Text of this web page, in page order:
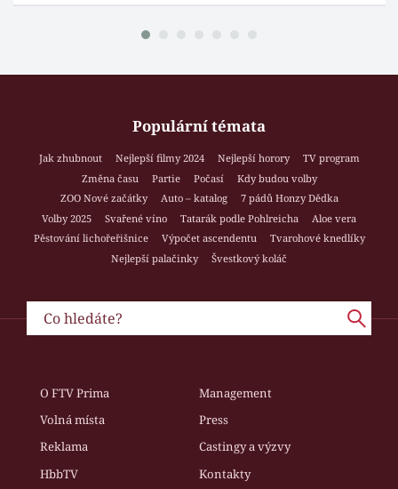
Populární témata
Jak zhubnout Nejlepší filmy 2024 Nejlepší horory
TV program
Změna času
Partie Počasí
Kdy budou volby
ZOO Nové začátky
Auto – katalog
7 pádů Honzy Dědka
Volby 2025
Svařené víno Tatarák podle Pohlreicha
Aloe vera
Pěstování lichořeřišnice
Výpočet ascendentu
Tvarohové knedlíky
Nejlepší palačinky
Švestkový koláč
O FTV Prima
Management
Volná místa
Press
Reklama
Castingy a výzvy
HbbTV
Kontakty